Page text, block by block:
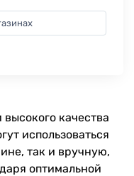
качества
использоваться
так и вручную,
оптимальной